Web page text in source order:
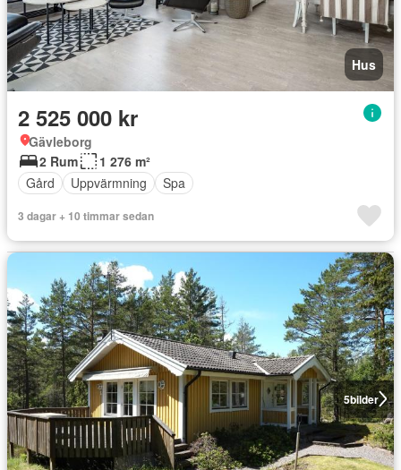
Hus
2 525 000 kr
Gävleborg
2 Rum
1 276 m²
Gård
Uppvärmning Spa
3 dagar + 10 timmar sedan
5bilder